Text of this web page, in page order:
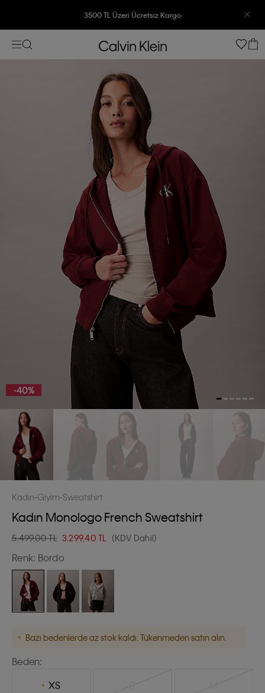
3500 TL Üzeri Ücretsiz Kargo
7500 TL Ve Üzeri Alışverişlerinizde 6 Taksit İmkanı
-40%
Kadın Giyim Sweatshirt
Kadın Monologo French Sweatshirt
5.499,00 TL 3.299,40 TL (KDV Dahil)
Renk: Bordo
Bazı bedenlerde az stok kaldı. Tükenmeden satın alın.
Beden:
XS